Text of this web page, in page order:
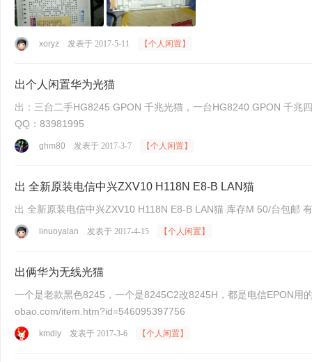
xoryz 发表于 2017-5-11 【个人闲置】
出个人闲置华为光猫
出：三台二手HG8245 GPON 千兆光猫，一台HG8240 GPON 千兆四口，
QQ：83981995
ghm80 发表于 2017-3-7 【个人闲置】
出 全新原装电信中兴ZXV10 H118N E8-B LAN猫
出 全
linuoyalan 发表于 2017-4-15 【个人闲置】
出俩华为无线光猫
一个是老款黑色8245，一个是8245C2改8245H，都是电信EPON
obao.com/item.htm?id=546095397756
kmdiy 发表于 2017-3-6 【个人闲置】